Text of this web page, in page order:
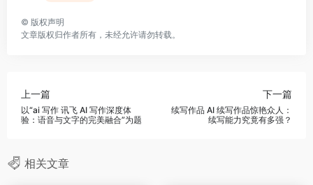
© 版权声明
文章版权归作者所有，未经允许请勿转载。
上一篇
以“ai 写作 讯飞 AI 写作深度体
验：语音与文字的完美融合”为题
下一篇
续写作品 AI 续写作品惊艳众人：
续写能力究竟有多强？
相关文章